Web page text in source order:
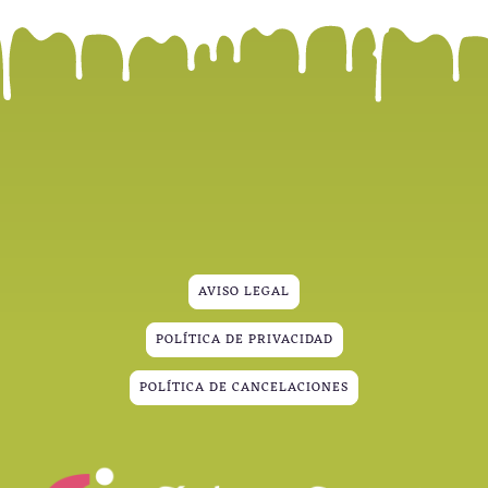
AVISO LEGAL
POLÍTICA DE PRIVACIDAD
POLÍTICA DE CANCELACIONES